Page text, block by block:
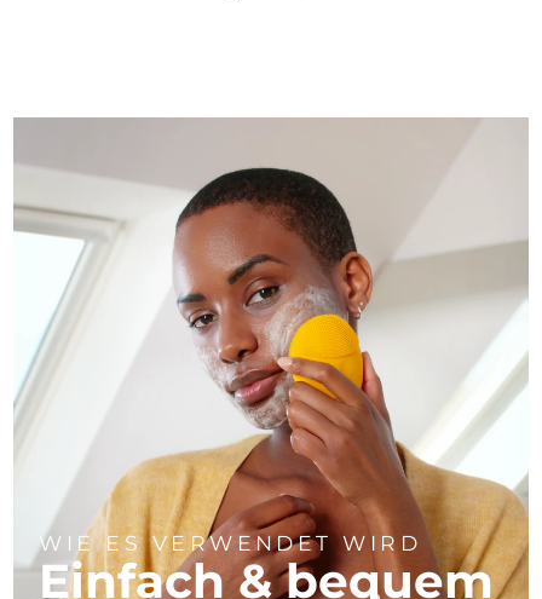
WIE ES VERWENDET WIRD
Einfach & bequem